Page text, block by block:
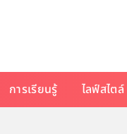
การเรียนรู้ ไลฟ์สไตล์